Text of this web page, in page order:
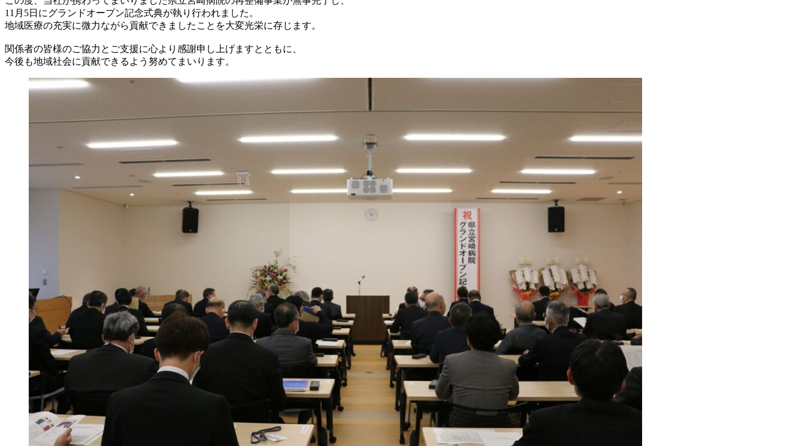
11月5日にグランドオープン記念式典が執り行われました。
地域医療の充実に微力ながら貢献できましたことを大変光栄に存じます。
関係者の皆様のご協力とご支援に心より感謝申し上げますとともに、
今後も地域社会に貢献できるよう努めてまいります。